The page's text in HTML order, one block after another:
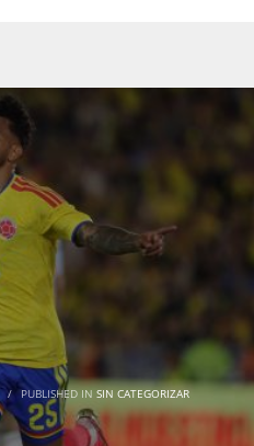
/ PUBLISHED IN SIN CATEGORIZAR